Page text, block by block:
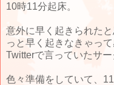
10時11分起床。
意外に早く起きられた
っと早く起きなきゃっ
Twitterで言っていたサ
色々準備をしていて、